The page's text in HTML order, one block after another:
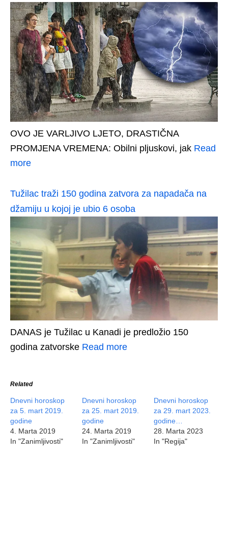
OVO JE VARLJIVO LJETO, DRASTIČNA
PROMJENA VREMENA: Obilni pljuskovi, jak Read
more
Tužilac traži 150 godina zatvora za napadača na
džamiju u kojoj je ubio 6 osoba
DANAS je Tužilac u Kanadi je predložio 150
godina zatvorske Read more
Related
Dnevni horoskop
za 5. mart 2019.
godine
4. Marta 2019
In "Zanimljivosti"
Dnevni horoskop
za 25. mart 2019.
godine
24. Marta 2019
In "Zanimljivosti"
Dnevni horoskop
za 29. mart 2023.
godine…
28. Marta 2023
In "Regija"